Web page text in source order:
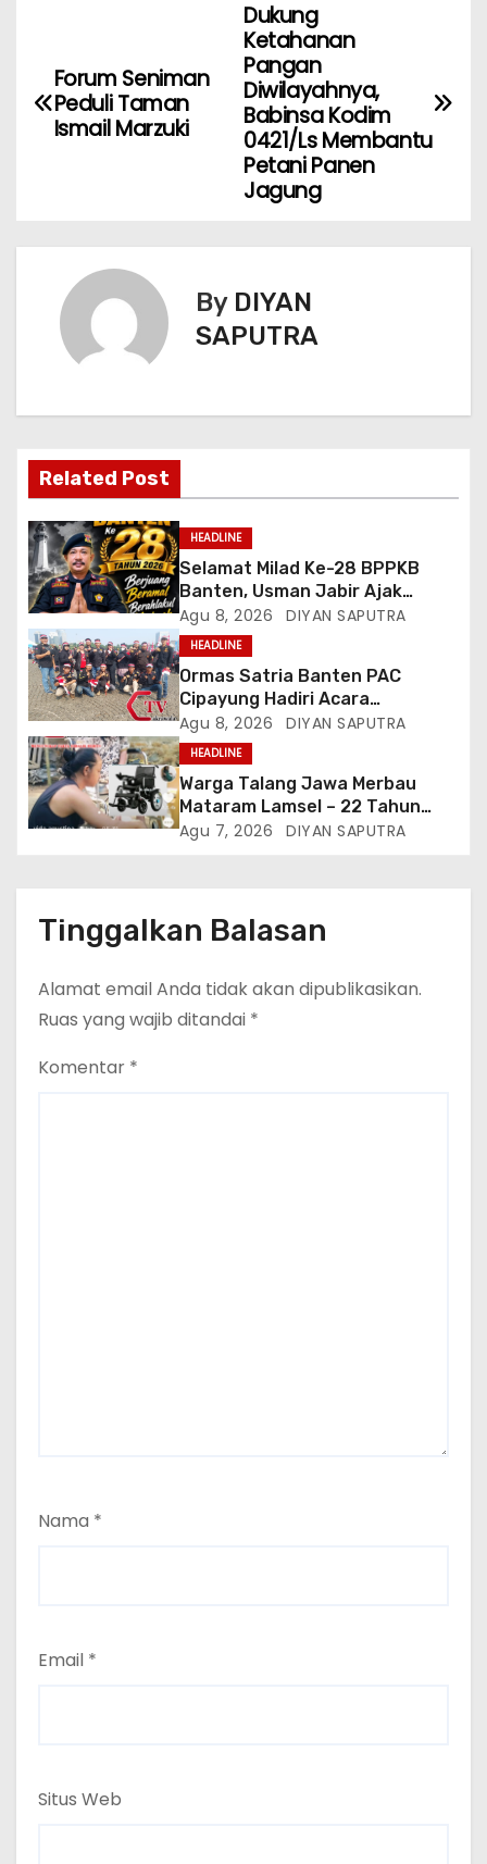
Dukung
Ketahanan
Pangan
Diwilayahnya,
Babinsa Kodim
0421/Ls Membantu
Petani Panen
Jagung
Forum Seniman
Peduli Taman
Ismail Marzuki
By DIYAN
SAPUTRA
Related Post
HEADLINE
Selamat Milad Ke-28 BPPKB
Banten, Usman Jabir Ajak
Perkuat Solidaritas Dan
Kebersamaan
Agu 8, 2026 DIYAN SAPUTRA
HEADLINE
Ormas Satria Banten PAC
Cipayung Hadiri Acara
Menjelang HUT Ke-81
Kemerdekaan RI Di Silang Monas
Agu 8, 2026 DIYAN SAPUTRA
HEADLINE
Warga Talang Jawa Merbau
Mataram Lamsel – 22 Tahun
Lumpuh Vina Agustina Viral Di
Cakrawala Tv Meminta Pemda
Lamsel Bertindak
Agu 7, 2026 DIYAN SAPUTRA
Tinggalkan Balasan
Alamat email Anda tidak akan dipublikasikan.
Ruas yang wajib ditandai *
Komentar *
Nama *
Email *
Situs Web